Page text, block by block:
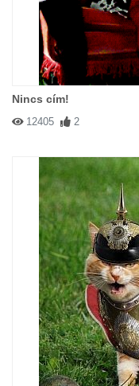
Nincs cím!
12405 2